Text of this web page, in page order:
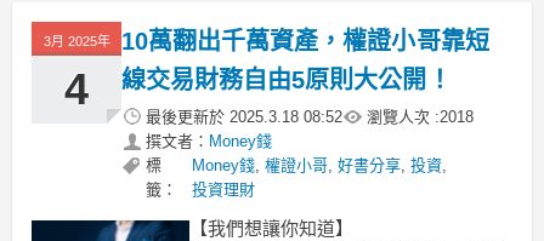
些事情，就憑著一股熱血開始當沖，最
終自然容易成為韭菜的一員！今天將分
享短線交易高手：權證小哥的股票當沖
3月 2025年
4
10萬翻出千萬資產，權證小哥靠短
線交易財務自由5原則大公開！
最後更新於 2025.3.18 08:52 瀏覽人次 :2018
撰文者： Money錢
標
籤：
Money錢,權證小哥,好書分享,投資,
投資理財
【我們想讓你知道】